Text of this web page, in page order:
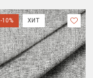
-10% ХИТ